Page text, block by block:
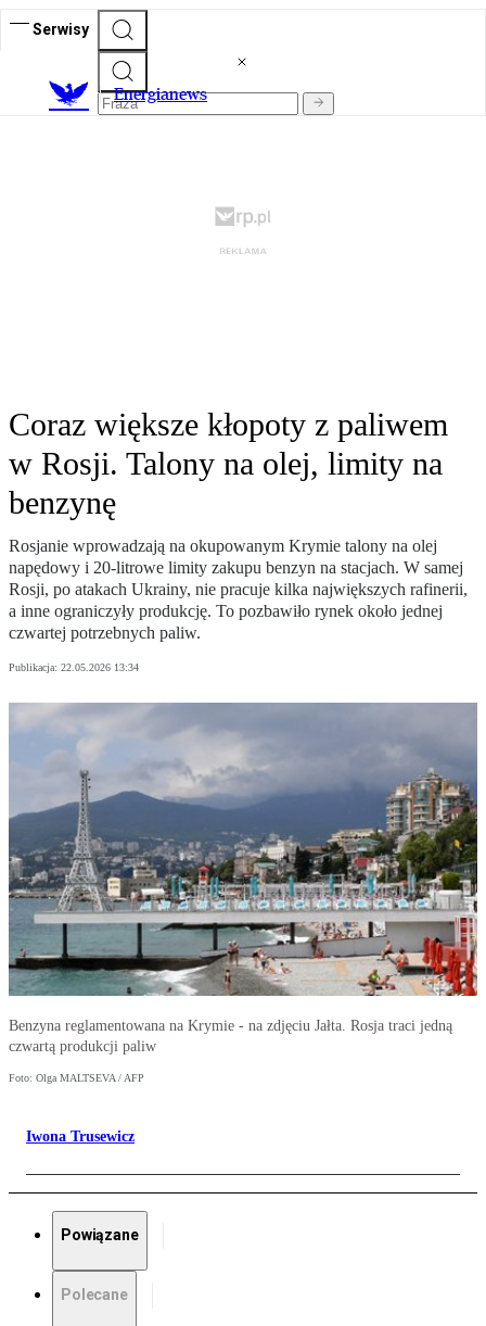
Serwisy
Energianews
Coraz większe kłopoty z paliwem
w Rosji. Talony na olej, limity na
benzynę
Rosjanie wprowadzają na okupowanym Krymie talony na olej
napędowy i 20-litrowe limity zakupu benzyn na stacjach. W samej
Rosji, po atakach Ukrainy, nie pracuje kilka największych rafinerii,
a inne ograniczyły produkcję. To pozbawiło rynek około jednej
czwartej potrzebnych paliw.
Publikacja: 22.05.2026 13:34
Benzyna reglamentowana na Krymie - na zdjęciu Jałta. Rosja traci jedną
czwartą produkcji paliw
Foto: Olga MALTSEVA / AFP
Iwona Trusewicz
Powiązane
Polecane